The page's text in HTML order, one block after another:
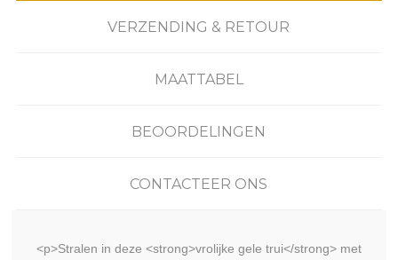
VERZENDING & RETOUR
MAATTABEL
BEOORDELINGEN
CONTACTEER ONS
<p>Stralen in deze <strong>vrolijke gele trui</strong> met